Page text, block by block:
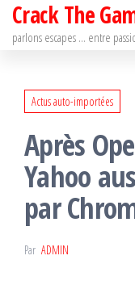
Passer
Crack The
parlons escapes … entre
Actus auto-importées
Après
Yahoo
par
Par ADMIN